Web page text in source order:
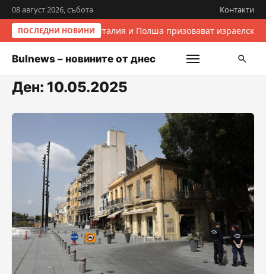
08 август 2026, събота Контакти
ПОСЛЕДНИ НОВИНИИталия и Полша призовават
Bulnews – новините от днес
Ден: 10.05.2025